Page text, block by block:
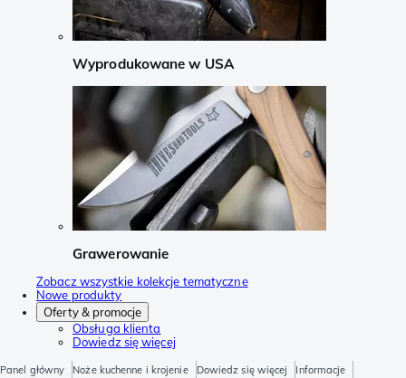
Wyprodukowane w USA
Grawerowanie
Zobacz wszystkie kolekcje tematyczne
Nowe produkty
Oferty & promocje
Obsługa klienta
Dowiedz się więcej
Panel główny Noże kuchenne i krojenie Dowiedz się więcej Informacje